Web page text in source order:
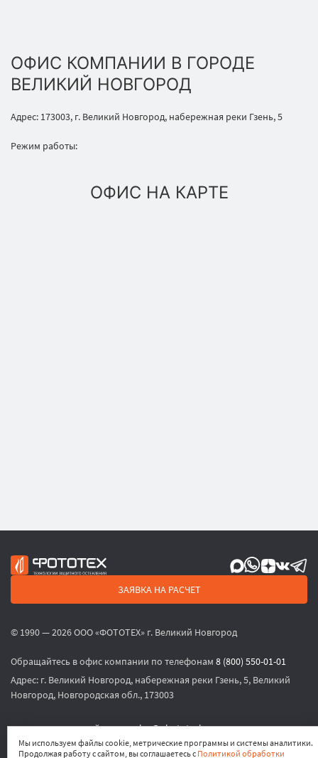
ОФИС КОМПАНИИ В ГОРОДЕ
ВЕЛИКИЙ НОВГОРОД
Адрес: 173003, г. Великий Новгород, набережная реки Гзень, 5
Режим работы:
ОФИС НА КАРТЕ
ЗАЯВКА НА РАСЧЕТ
© 1990 — 2026 ООО «ФОТОТЕХ» г. Великий Новгород
Обращайтесь в офис компании по телефонам 8 (800) 550-01-01
Адрес: г. Великий Новгород, набережная реки Гзень, 5, Великий
Новгород, Новгородская обл., 173003
или по электронной почтеsales@phototech.ru
Мы используем файлы cookie, метрические программы и системы аналитики.
Продолжая работу с сайтом, вы соглашаетесь с Политикой обработки